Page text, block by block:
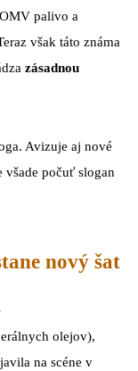
palivo a
však táto známa
zásadnou
Avizuje aj nové
všade počuť slogan
nový šat
olejov),
na scéne v